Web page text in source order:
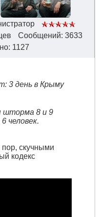
Сообщений: 3633
1127
3 день в Крыму
шторма 8 и 9
человек.
скучными
кодекс